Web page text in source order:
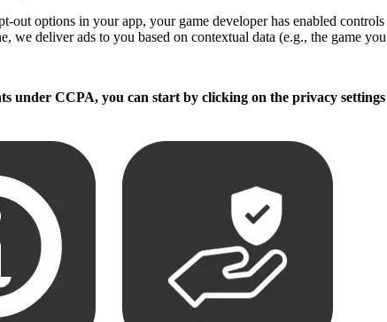
out options in your app, your game developer has enabled
we deliver ads to you based on contextual data (e.g., the game
under CCPA, you can start by clicking on the privacy